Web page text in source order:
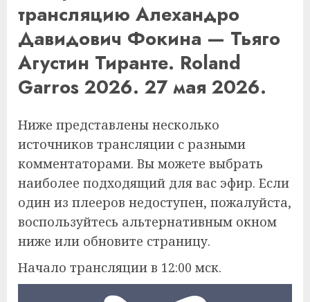
трансляцию Алехандро
Давидович Фокина — Тьяго
Агустин Тиранте. Roland
Garros 2026. 27 мая 2026.
Ниже представлены несколько
источников трансляции с разными
комментаторами. Вы можете выбрать
наиболее подходящий для вас эфир. Если
один из плееров недоступен, пожалуйста,
воспользуйтесь альтернативным окном
ниже или обновите страницу.
Начало трансляции в 12:00 мск.